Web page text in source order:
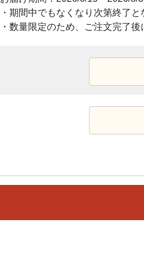
・期間中でもなくなり次第終了と
・数量限定のため、ご注文完了